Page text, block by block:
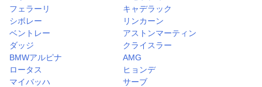
フェラーリ
キャデラック
シボレー
リンカーン
ベントレー
アストンマーティン
ダッジ
クライスラー
BMWアルピナ
AMG
ロータス
ヒョンデ
マイバッハ
サーブ